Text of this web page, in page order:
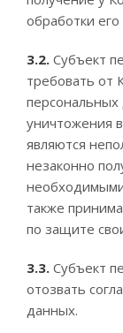
обработки
3.2. Субъект
требовать от
персональных
уничтожения
являются
незаконно
также
по защите
3.3. Субъект
отозвать
данных.